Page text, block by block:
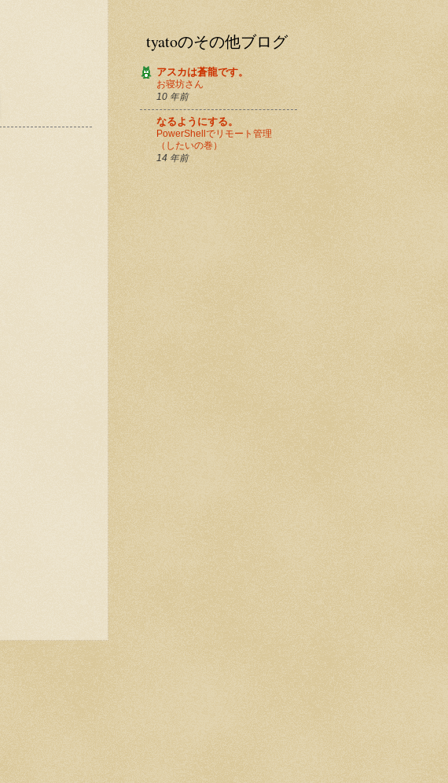
tyatoのその他ブログ
アスカは蒼龍です。
お寝坊さん
10 年前
なるようにする。
PowerShellでリモート管理
（したいの巻）
14 年前